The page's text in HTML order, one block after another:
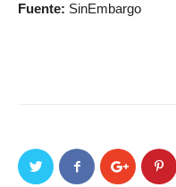
Fuente: SinEmbargo